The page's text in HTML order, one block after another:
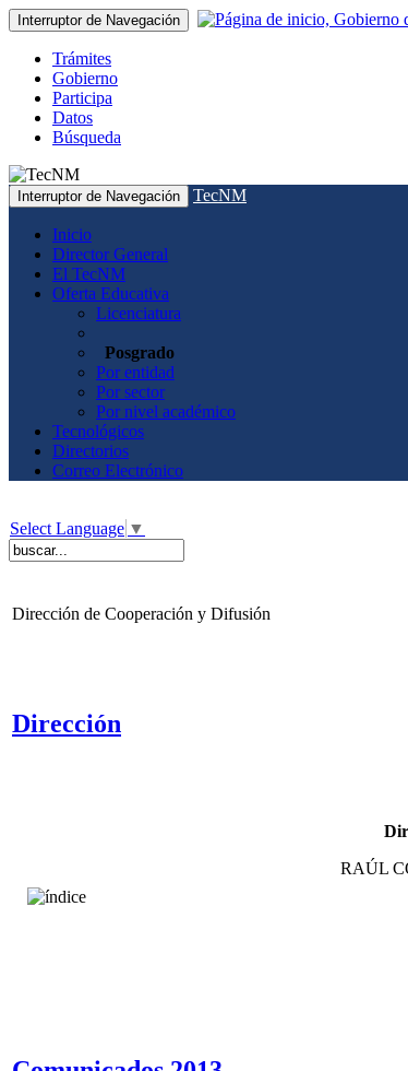
Interruptor de Navegación
Trámites
Gobierno
Participa
Datos
Búsqueda
Interruptor de Navegación TecNM
Inicio
Director General
El TecNM
Oferta Educativa
Licenciatura
Posgrado
Por entidad
Por sector
Por nivel académico
Tecnológicos
Directorios
Correo Electrónico
Select Language ▼
Dirección de Cooperación y Difusión
Dirección
RAÚL